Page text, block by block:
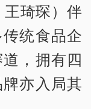
琦琛）伴
统食品企
，拥有四
亦入局其